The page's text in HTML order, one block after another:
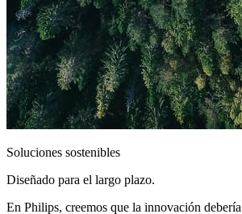
Soluciones sostenibles
Diseñado para el largo plazo.
En Philips, creemos que la innovación debería